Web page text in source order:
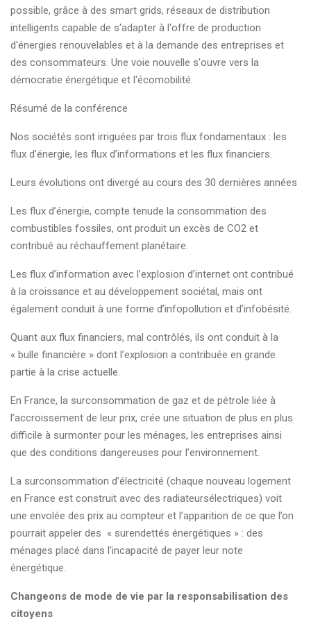
possible, grâce à des smart grids, réseaux de distribution
intelligents capable de s'adapter à l'offre de production
d'énergies renouvelables et à la demande des entreprises et
des consommateurs. Une voie nouvelle s'ouvre vers la
démocratie énergétique et l'écomobilité.
Résumé de la conférence
Nos sociétés sont irriguées par trois flux fondamentaux : les
flux d’énergie, les flux d’informations et les flux financiers.
Leurs évolutions ont divergé au cours des 30 dernières années
Les flux d’énergie, compte tenude la consommation des
combustibles fossiles, ont produit un excès de CO2 et
contribué au réchauffement planétaire.
Les flux d’information avec l’explosion d’internet ont contribué
à la croissance et au développement sociétal, mais ont
également conduit à une forme d’infopollution et d’infobésité.
Quant aux flux financiers, mal contrôlés, ils ont conduit à la
« bulle financière » dont l’explosion a contribuée en grande
partie à la crise actuelle.
En France, la surconsommation de gaz et de pétrole liée à
l’accroissement de leur prix, crée une situation de plus en plus
difficile à surmonter pour les ménages, les entreprises ainsi
que des conditions dangereuses pour l’environnement.
La surconsommation d’électricité (chaque nouveau logement
en France est construit avec des radiateursélectriques) voit
une envolée des prix au compteur et l’apparition de ce que l’on
pourrait appeler des « surendettés énergétiques » : des
ménages placé dans l’incapacité de payer leur note
énergétique.
Changeons de mode de vie par la responsabilisation des
citoyens